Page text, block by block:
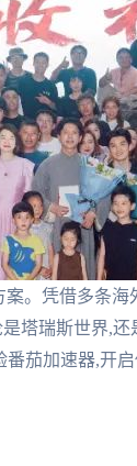
。凭借多条
塔瑞斯世界,
茄加速器,开